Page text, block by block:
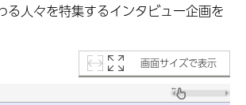
る人々を特集するインタビュー企画を
画面サイズで表示